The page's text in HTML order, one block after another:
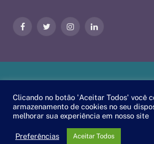
FacebookTwitter InstagramLinkedIn
Árabe | ByEscaEsco.
Clicando no botão 'Aceitar Todos' você
armazenamento de cookies no seu
melhorar sua experiência em nosso site
Preferências Aceitar Todos
PT EN